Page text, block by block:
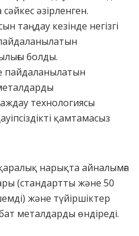
сәйкес әзірленген.
таңдау кезінде негізгі
болды.
пайдаланылатын
технологиясы
қамтамасыз
нарықта айналымға
(стандартты және 50
және түйіршіктер
металдарды өндіреді.